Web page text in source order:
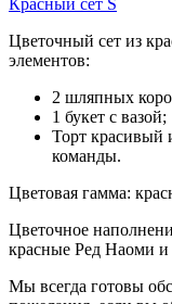
Цветочный сет из
элементов:
2 шляпных
1 букет с вазой;
Торт красивый
команды.
Цветовая гамма:
Цветочное
красные Ред Наоми и
Мы всегда готовы